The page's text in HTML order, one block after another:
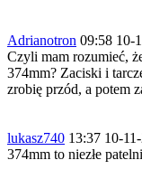
Adrianotron 09:58 10-
Czyli mam rozumieć,
374mm? Zaciski i
zrobię przód, a potem
lukasz740 13:37 10-
374mm to niezłe